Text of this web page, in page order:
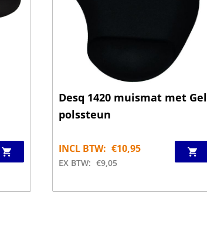
Desq 1420 muismat met Gel
polssteun
INCL BTW: €10,95
EX BTW: €9,05